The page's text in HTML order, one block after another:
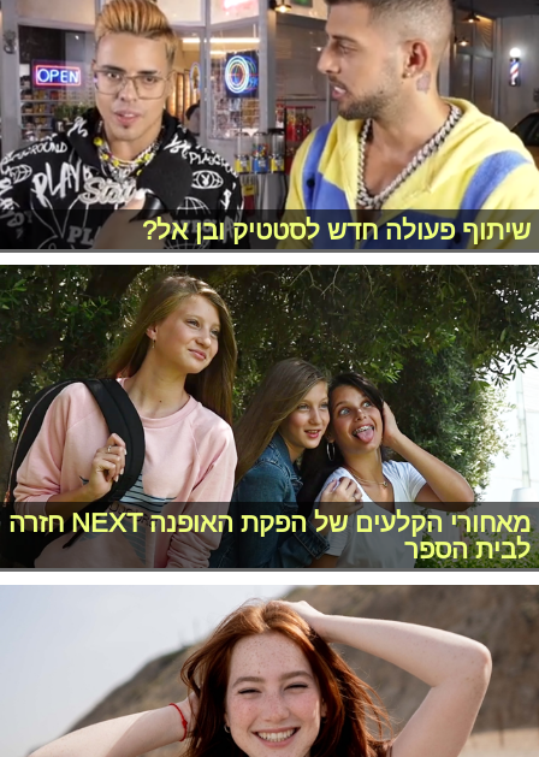
שיתוף פעולה חדש לסטטיק ובן אל?
מאחורי הקלעים של הפקת האופנה NEXT חזרה
לבית הספר